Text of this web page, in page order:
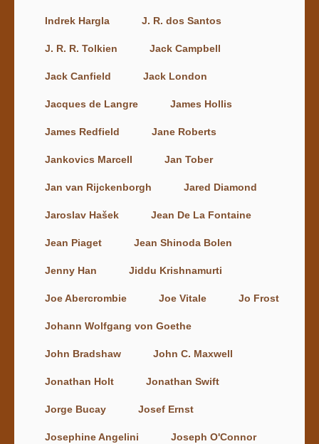
Indrek Hargla J. R. dos Santos
J. R. R. Tolkien Jack Campbell
Jack Canfield Jack London
Jacques de Langre James Hollis
James Redfield Jane Roberts
Jankovics Marcell Jan Tober
Jan van Rijckenborgh Jared Diamond
Jaroslav Hašek Jean De La Fontaine
Jean Piaget Jean Shinoda Bolen
Jenny Han Jiddu Krishnamurti
Joe Abercrombie Joe Vitale Jo Frost
Johann Wolfgang von Goethe
John Bradshaw John C. Maxwell
Jonathan Holt Jonathan Swift
Jorge Bucay Josef Ernst
Josephine Angelini Joseph O'Connor